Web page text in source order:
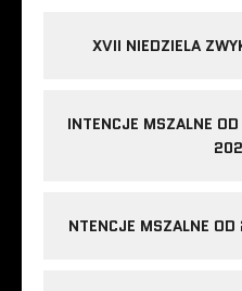
XVII NIEDZIELA
INTENCJE MSZALNE
NTENCJE MSZALNE